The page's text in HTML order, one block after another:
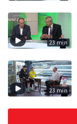
23 min
23 min